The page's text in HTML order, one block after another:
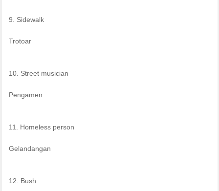
9. Sidewalk
Trotoar
10. Street musician
Pengamen
11. Homeless person
Gelandangan
12. Bush